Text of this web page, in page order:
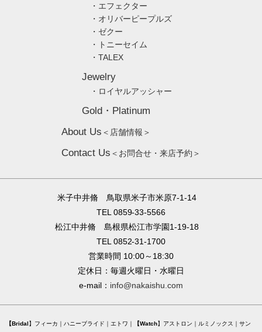
・エフェクター
・オリバーピープルズ
・ゼクー
・トニーセイム
・TALEX
Jewelry
・ロイヤルアッシャー
Gold・Platinum
About Us ＜店舗情報＞
Contact Us ＜お問合せ・来店予約＞
米子中井脩 鳥取県米子市米原7-1-14
TEL 0859-33-5566
松江中井脩 島根県松江市学園1-19-18
TEL 0852-31-1700
営業時間 10:00～18:30
定休日：毎週火曜日・水曜日
e-mail： info@nakaishu.com
Bridal フィーカ ハニーブライド エトワ Watch アストロン ルミノックス
サン